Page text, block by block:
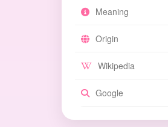
Meaning
Origin
Wikipedia
Google